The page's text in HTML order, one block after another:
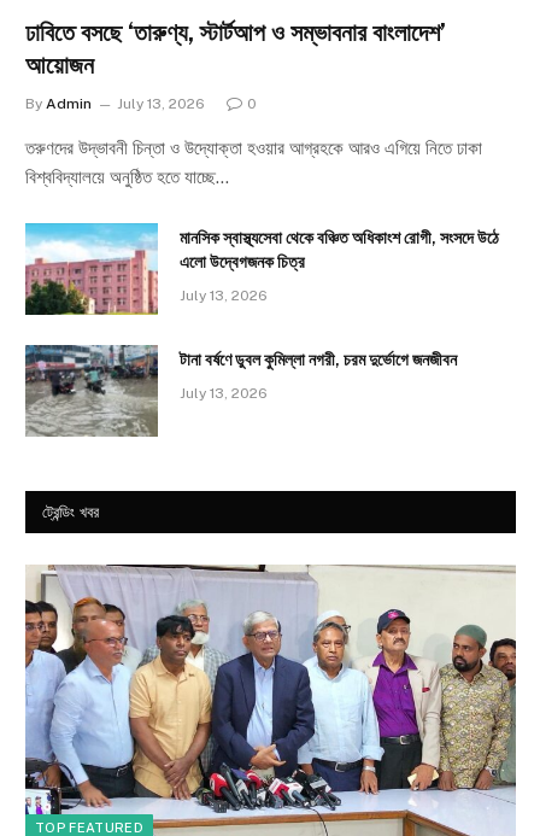
ঢাবিতে বসছে ‘তারুণ্য, স্টার্টআপ ও সম্ভাবনার বাংলাদেশ’
আয়োজন
By Admin July 13, 2026 0
তরুণদের উদ্ভাবনী চিন্তা ও উদ্যোক্তা হওয়ার আগ্রহকে আরও এগিয়ে নিতে ঢাকা
বিশ্ববিদ্যালয়ে অনুষ্ঠিত হতে যাচ্ছে…
মানসিক স্বাস্থ্যসেবা থেকে বঞ্চিত অধিকাংশ রোগী, সংসদে উঠে
এলো উদ্বেগজনক চিত্র
July 13, 2026
টানা বর্ষণে ডুবল কুমিল্লা নগরী, চরম দুর্ভোগে জনজীবন
July 13, 2026
ট্রেন্ডিং খবর
TOP FEATURED